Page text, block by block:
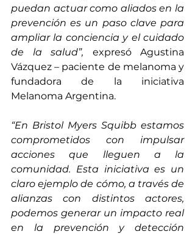
puedan actuar como aliados en la
prevención es un paso clave para
ampliar la conciencia y el cuidado
de la salud”, expresó Agustina
Vázquez – paciente de melanoma y
fundadora de la iniciativa
Melanoma Argentina.
“En Bristol Myers Squibb estamos
comprometidos con impulsar
acciones que lleguen a la
comunidad. Esta iniciativa es un
claro ejemplo de cómo, a través de
alianzas con distintos actores,
podemos generar un impacto real
en la prevención y detección